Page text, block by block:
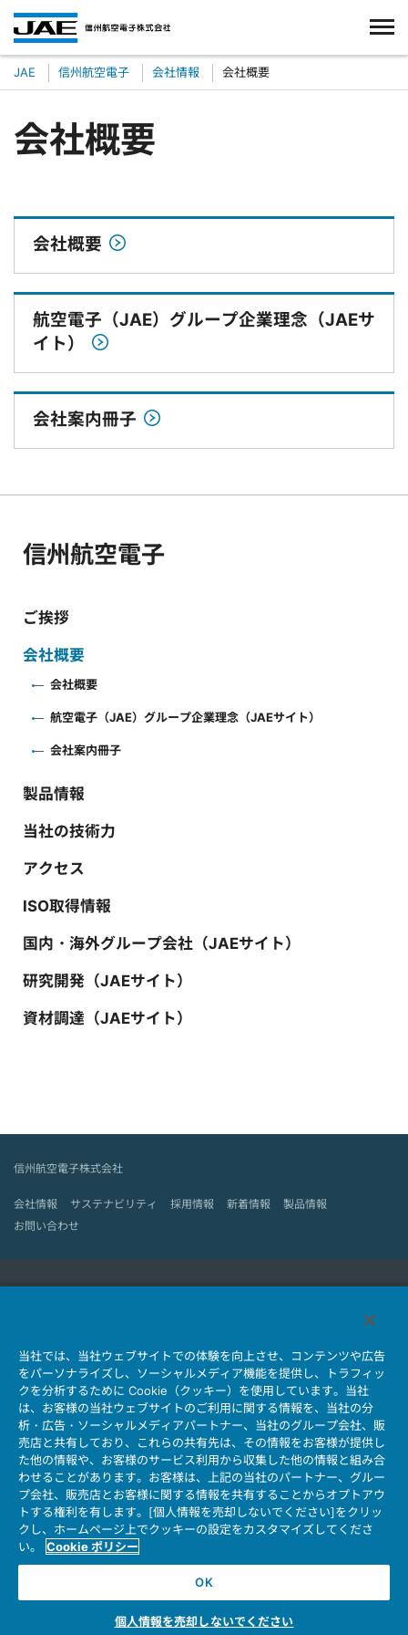
JAE 信州航空電子 会社情報 会社概要
会社概要
会社概要
航空電子（JAE）グループ企業理念（JAEサ
イト）
会社案内冊子
信州航空電子
ご挨拶
会社概要
会社概要
航空電子（JAE）グループ企業理念（JAEサイト）
会社案内冊子
製品情報
当社の技術力
アクセス
ISO取得情報
国内・海外グループ会社（JAEサイト）
研究開発（JAEサイト）
資材調達（JAEサイト）
信州航空電子株式会社
会社情報 サステナビリティ 採用情報 新着情報
製品情報
お問い合わせ
モーションセンス＆コントロール
アンテナ
コネクタとは
会社情報 サステナビリティ IR情報 採用情報
会社情報新着一覧
製品情報新着一覧
サイトマップ お問い合わせ
個人情報保護ポリシー
マイナンバー情報保護ポリシー
当社ウェブサイトのご利用について
当社では、当社ウェブサイトでの体験を向上させ、コンテンツや広告
をパーソナライズし、ソーシャルメディア機能を提供し、トラフィッ
クを分析するために Cookie（クッキー）を使用しています。当社
は、お客様の当社ウェブサイトのご利用に関する情報を、当社の分
析・広告・ソーシャルメディアパートナー、当社のグループ会社、販
売店と共有しており、これらの共有先は、その情報をお客様が提供し
た他の情報や、お客様のサービス利用から収集した他の情報と組み合
わせることがあります。お客様は、上記の当社のパートナー、グルー
プ会社、販売店とお客様に関する情報を共有することからオプトアウ
トする権利を有します。[個人情報を売却しないでください]をクリッ
クし、ホームページ上でクッキーの設定をカスタマイズしてくださ
い。
Cookie ポリシー
OK
個人情報を売却しないでください